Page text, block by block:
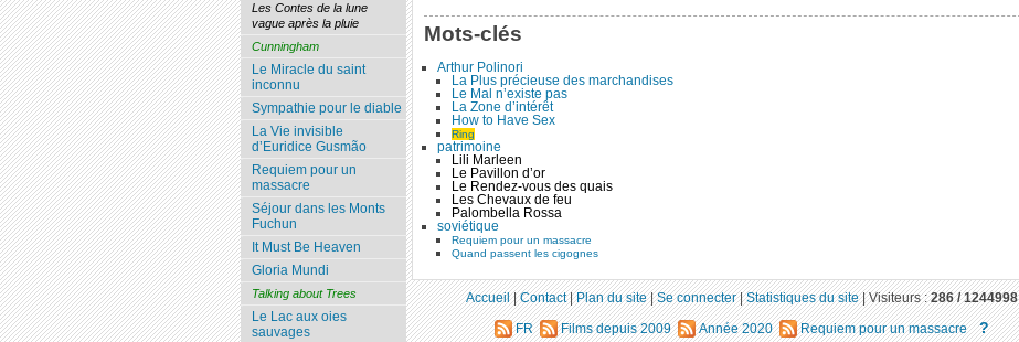
Mots-clés
Arthur Polinori
La Plus précieuse des marchandises
Le Mal n’existe pas
La Zone d’intérêt
How to Have Sex
Ring
patrimoine
Lili Marleen
Le Pavillon d’or
Le Rendez-vous des quais
Les Chevaux de feu
Palombella Rossa
soviétique
Requiem pour un massacre
Quand passent les cigognes
Les Contes de la lune
vague après la pluie
Cunningham
Le Miracle du saint
inconnu
Sympathie pour le diable
La Vie invisible
d’Euridice Gusmão
Requiem pour un
massacre
Séjour dans les Monts
Fuchun
It Must Be Heaven
Gloria Mundi
Talking about Trees
Le Lac aux oies
sauvages
Accueil|Contact|Plan du site|Se connecter|Statistiques du site|Visiteurs :286 / 1244998
FR Films depuis 2009 Année 2020 Requiem pour un massacre ?